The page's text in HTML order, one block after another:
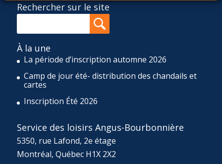
Rechercher sur le site
À la une
La période d’inscription automne 2026
Camp de jour été- distribution des chandails et
cartes
Inscription Été 2026
Service des loisirs Angus-Bourbonnière
5350, rue Lafond, 2e étage
Montréal, Québec H1X 2X2